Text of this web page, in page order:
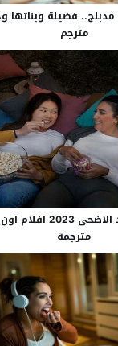
فضيلة وبناتها
مترجم
مشاهدة أفلام عيد
مترجمة